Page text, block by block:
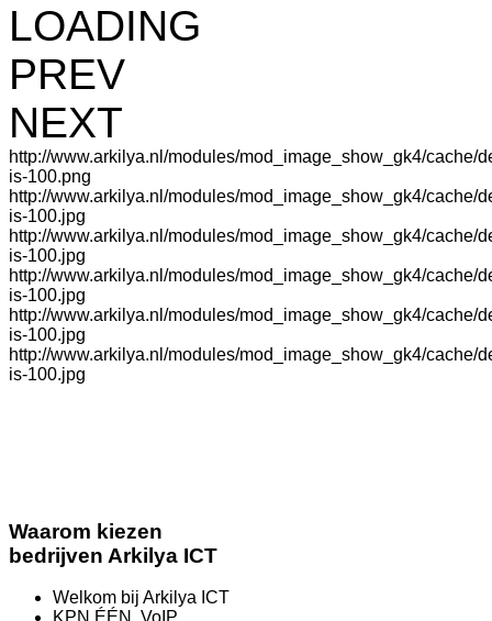
LOADING
PREV
NEXT
http://www.arkilya.nl/modules/mod_image_show_gk4/cache/
is-100.png
http://www.arkilya.nl/modules/mod_image_show_gk4/cache/
is-100.jpg
http://www.arkilya.nl/modules/mod_image_show_gk4/cache/
is-100.jpg
http://www.arkilya.nl/modules/mod_image_show_gk4/cache/
is-100.jpg
http://www.arkilya.nl/modules/mod_image_show_gk4/cache/
is-100.jpg
http://www.arkilya.nl/modules/mod_image_show_gk4/cache/
is-100.jpg
Waarom kiezen
bedrijven Arkilya ICT
Welkom bij Arkilya ICT